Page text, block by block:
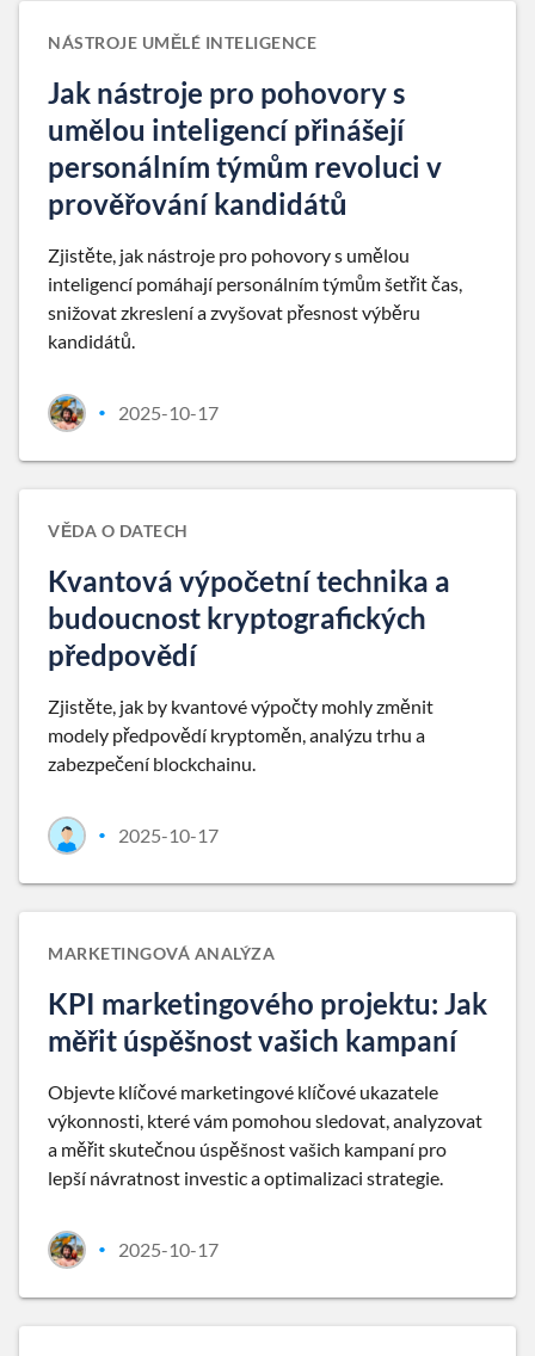
NÁSTROJE UMĚLÉ INTELIGENCE
Jak nástroje pro pohovory s
umělou inteligencí přinášejí
personálním týmům revoluci v
prověřování kandidátů
Zjistěte, jak nástroje pro pohovory s umělou
inteligencí pomáhají personálním týmům šetřit čas,
snižovat zkreslení a zvyšovat přesnost výběru
kandidátů.
• 2025-10-17
VĚDA O DATECH
Kvantová výpočetní technika a
budoucnost kryptografických
předpovědí
Zjistěte, jak by kvantové výpočty mohly změnit
modely předpovědí kryptoměn, analýzu trhu a
zabezpečení blockchainu.
• 2025-10-17
MARKETINGOVÁ ANALÝZA
KPI marketingového projektu: Jak
měřit úspěšnost vašich kampaní
Objevte klíčové marketingové klíčové ukazatele
výkonnosti, které vám pomohou sledovat, analyzovat
a měřit skutečnou úspěšnost vašich kampaní pro
lepší návratnost investic a optimalizaci strategie.
• 2025-10-17